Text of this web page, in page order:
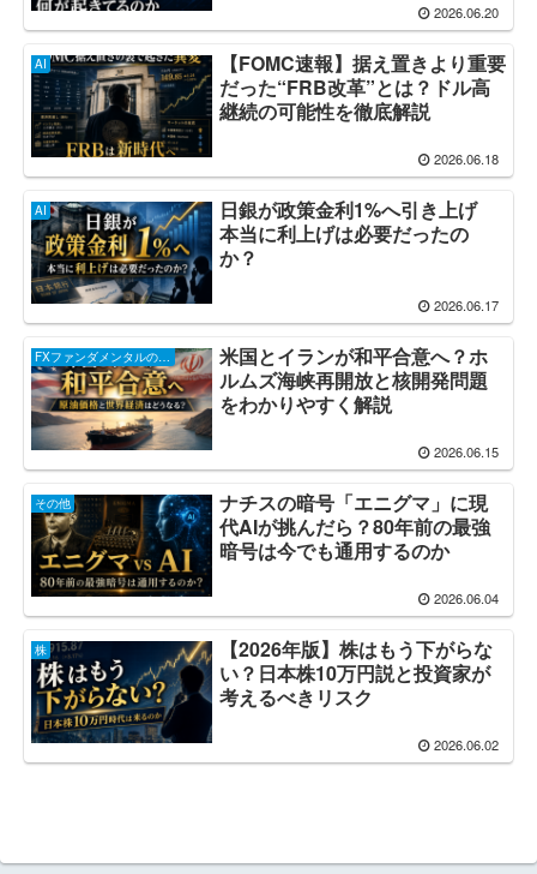
2026.06.20
AI
【FOMC速報】据え置きより重要
だった“FRB改革”とは？ドル高
継続の可能性を徹底解説
2026.06.18
AI
日銀が政策金利1%へ引き上げ
本当に利上げは必要だったの
か？
2026.06.17
FXファンダメンタルのお話し
米国とイランが和平合意へ？ホ
ルムズ海峡再開放と核開発問題
をわかりやすく解説
2026.06.15
その他
ナチスの暗号「エニグマ」に現
代AIが挑んだら？80年前の最強
暗号は今でも通用するのか
2026.06.04
株
【2026年版】株はもう下がらな
い？日本株10万円説と投資家が
考えるべきリスク
2026.06.02